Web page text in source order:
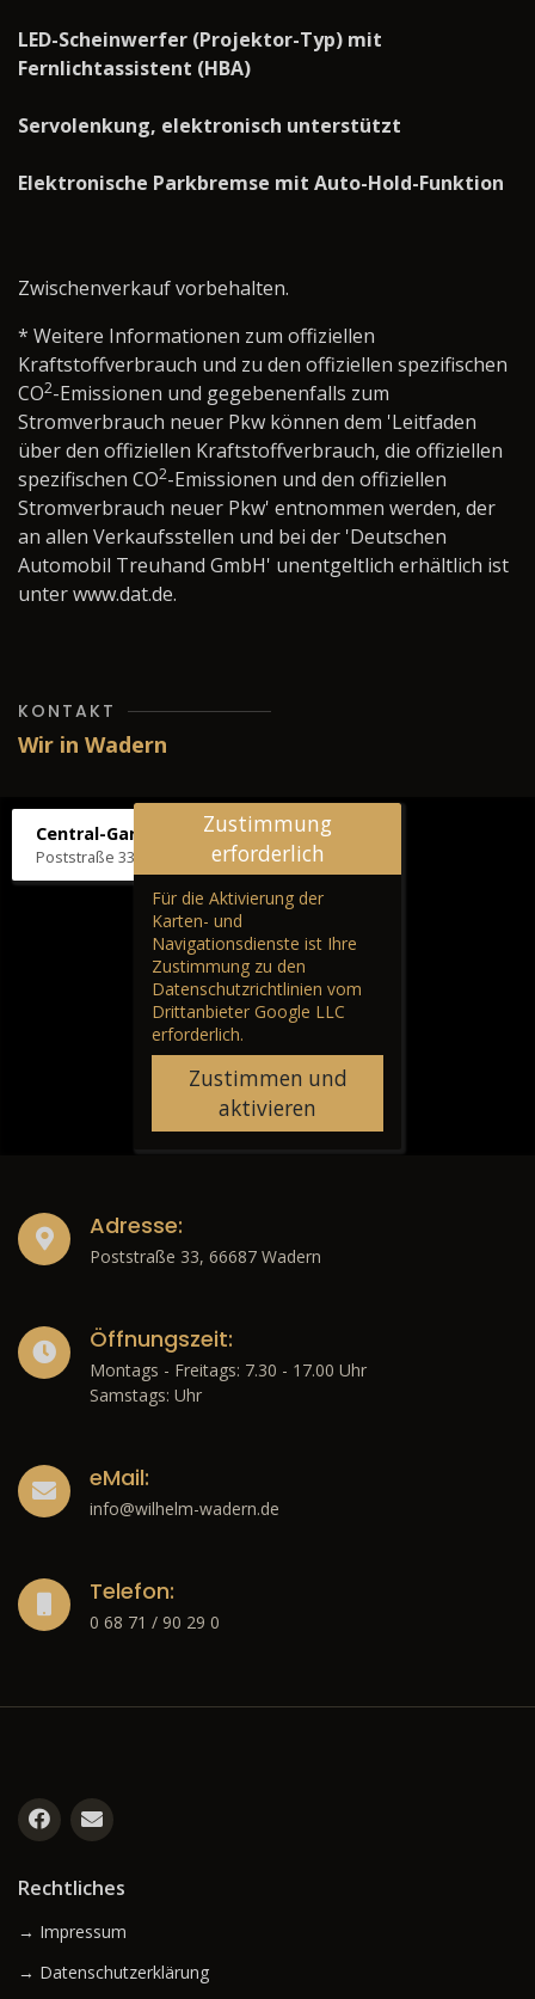
LED-Scheinwerfer (Projektor-Typ) mit
Fernlichtassistent (HBA)
Servolenkung, elektronisch unterstützt
Elektronische Parkbremse mit Auto-Hold-Funktion
Zwischenverkauf vorbehalten.
* Weitere Informationen zum offiziellen
Kraftstoffverbrauch und zu den offiziellen spezifischen
CO2-Emissionen und gegebenenfalls zum
Stromverbrauch neuer Pkw können dem 'Leitfaden
über den offiziellen Kraftstoffverbrauch, die offiziellen
spezifischen CO2-Emissionen und den offiziellen
Stromverbrauch neuer Pkw' entnommen werden, der
an allen Verkaufsstellen und bei der 'Deutschen
Automobil Treuhand GmbH' unentgeltlich erhältlich ist
unter www.dat.de.
KONTAKT
Wir in Wadern
Central-Garage H. Wilhelm
Poststraße 33, 66687 Wadern
Zustimmung
erforderlich
Für die Aktivierung der
Karten- und
Navigationsdienste ist Ihre
Zustimmung zu den
Datenschutzrichtlinien vom
Drittanbieter Google LLC
erforderlich.
Zustimmen und
aktivieren
Adresse:
Poststraße 33, 66687 Wadern
Öffnungszeit:
Montags - Freitags: 7.30 - 17.00 Uhr
Samstags: Uhr
eMail:
info@wilhelm-wadern.de
Telefon:
0 68 71 / 90 29 0
Rechtliches
→ Impressum
→ Datenschutzerklärung